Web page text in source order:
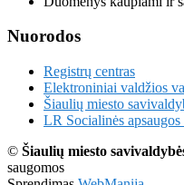
Nuorodos
Registrų centras
Elektroniniai valdžios
Šiaulių miesto
LR Socialinės
© Šiaulių miesto
saugomos